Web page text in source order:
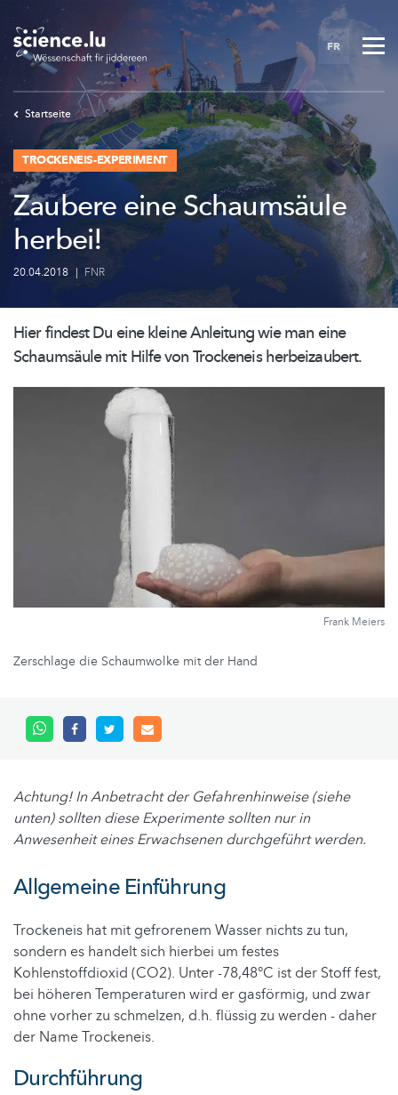
to
main
content
FR
Startseite
TROCKENEIS-EXPERIMENT
Zaubere eine Schaumsäule
herbei!
20.04.2018 | FNR
Hier findest Du eine kleine Anleitung wie man eine
Schaumsäule mit Hilfe von Trockeneisherbeizaubert.
Frank Meiers
Zerschlage die Schaumwolke mit der Hand
Achtung! In Anbetracht der Gefahrenhinweise (siehe
unten) sollten diese Experimente sollten nur in
Anwesenheit eines Erwachsenen durchgeführt werden.
Allgemeine Einführung
Trockeneis hat mit gefrorenem Wasser nichts zu tun,
sondern es handelt sich hierbei um festes
Kohlenstoffdioxid (CO2). Unter -78,48°C ist der Stoff fest,
bei höheren Temperaturen wird er gasförmig, und zwar
ohne vorher zu schmelzen, d.h. flüssig zu werden - daher
der Name Trockeneis.
Durchführung